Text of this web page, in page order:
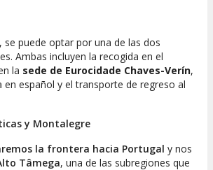
se puede optar por una de las dos
Ambas incluyen la recogida en el
la sede de Eurocidade Chaves-Verín,
en español y el transporte de regreso al
y Montalegre
la frontera hacia Portugal y nos
Tâmega, una de las subregiones que